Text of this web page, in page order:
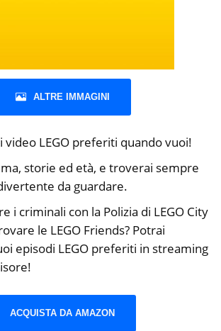
ALTRE IMMAGINI
video LEGO preferiti quando vuoi!
storie ed età, e troverai sempre
da guardare.
i criminali con la Polizia di LEGO City
le LEGO Friends? Potrai
episodi LEGO preferiti in streaming
ACQUISTA DA AMAZON